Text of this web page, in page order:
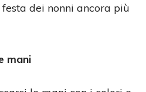
dei nonni ancora più
mani